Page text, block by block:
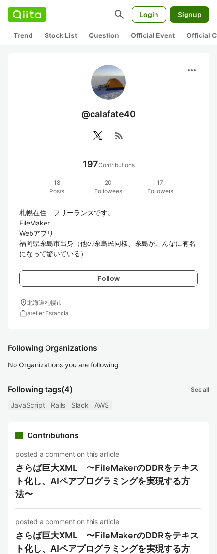
search Login Signup
Trend Stock List Question Official Event Official
more_horiz
@calafate40
rss_feed
197Contributions
18
Posts
20
Followees
17
Followers
札幌在住　フリーランスです。
FileMaker
Webアプリ
福岡県糸島市出身（他の糸島民同様、糸島がこんなに有名
になって驚いている）
Follow
location_on北海道札幌市
workatelier Estancia
Following Organizations
No Organizations you are following
Following tags(4) See all
JavaScript Rails Slack AWS
Contributions
posted a comment on this article
さらば巨大XML 〜FileMakerのDDRをテキス
ト化し、AIペアプログラミングを実現する方
法〜
posted a comment on this article
さらば巨大XML 〜FileMakerのDDRをテキス
ト化し、AIペアプログラミングを実現する方